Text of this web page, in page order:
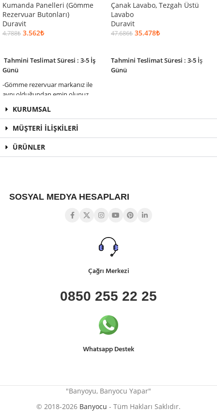
Kumanda Panelleri (Gömme
Rezervuar Butonları)
Duravit
4.788₺ 3.562₺
Tahmini Teslimat Süresi : 3-5 İş
Günü
-Gömme rezervuar markanız ile
aynı olduğundan emin olunuz.
Çanak Lavabo, Tezgah Üstü
Lavabo
Duravit
47.686₺ 35.478₺
Tahmini Teslimat Süresi : 3-5 İş
Günü
KURUMSAL
MÜŞTERİ İLİŞKİLERİ
ÜRÜNLER
SOSYAL MEDYA HESAPLARI
Çağrı Merkezi
0850 255 22 25
Whatsapp Destek
"Banyoyu, Banyocu Yapar"
© 2018-2026 Banyocu - Tüm Hakları Saklıdır.